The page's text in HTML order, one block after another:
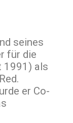
seines
für die
1991) als
er Co-